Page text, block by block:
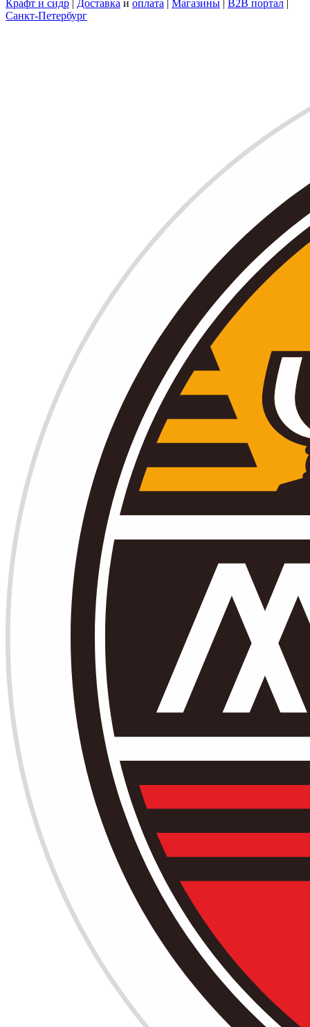
Крафт и сидр | Доставка и оплата | Магазины | B2B портал |
Санкт-Петербург